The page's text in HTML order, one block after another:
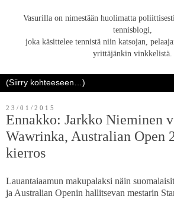
Vasurilla on nimestään huolimatta
tennisblogi,
joka käsittelee tennistä niin katsojan,
yrittäjänkin vinkkelistä.
23/01/2015
Ennakko: Jarkko Nieminen
Wawrinka, Australian Open
kierros
Lauantaiaamun makupalaksi näin
ja Australian Openin hallitsevan mestarin